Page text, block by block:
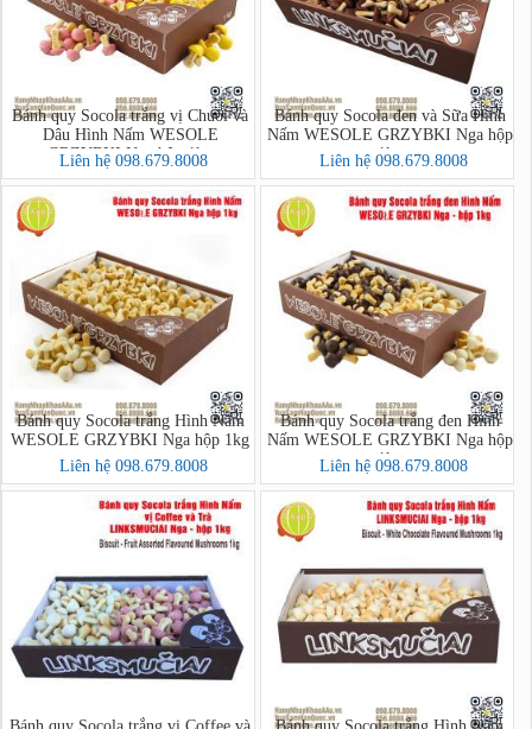
Bánh quy Socola trắng vị Chuối và
Dâu Hình Nấm WESOLE
GRZYBKI Nga hộp 1kg
Liên hệ 098.679.8008
Bánh quy Socola đen và Sữa Hình
Nấm WESOLE GRZYBKI Nga hộp
1kg
Liên hệ 098.679.8008
Bánh quy Socola trắng Hình Nấm
WESOLE GRZYBKI Nga hộp 1kg
Liên hệ 098.679.8008
Bánh quy Socola trắng đen Hình
Nấm WESOLE GRZYBKI Nga hộp
1kg
Liên hệ 098.679.8008